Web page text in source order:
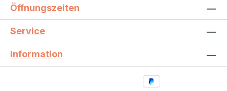
Öffnungszeiten
Service
Information